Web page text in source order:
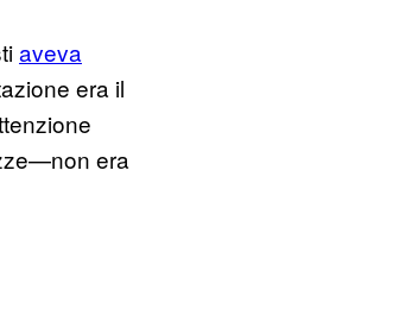
aveva
era il
era